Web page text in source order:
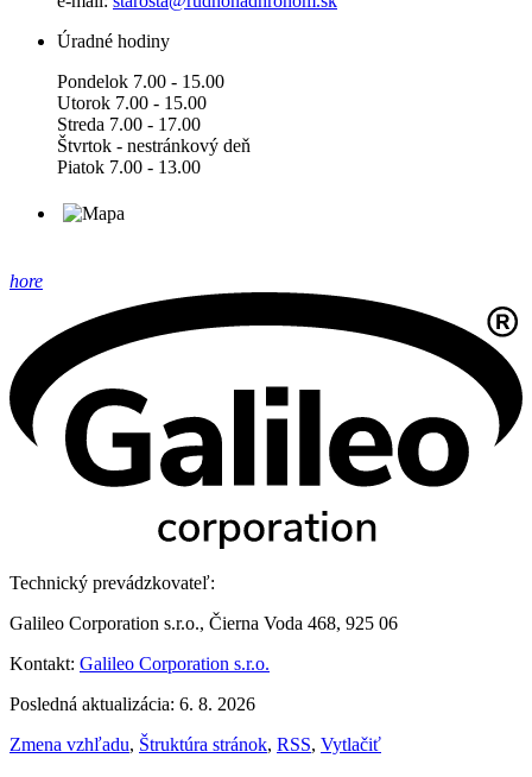
Úradné hodiny
Pondelok 7.00 - 15.00
Utorok 7.00 - 15.00
Streda 7.00 - 17.00
Štvrtok - nestránkový deň
Piatok 7.00 - 13.00
hore
Technický prevádzkovateľ:
Galileo Corporation s.r.o., Čierna Voda 468, 925 06
Kontakt: Galileo Corporation s.r.o.
Posledná aktualizácia: 6. 8. 2026
Zmena vzhľadu, Štruktúra stránok, RSS, Vytlačiť